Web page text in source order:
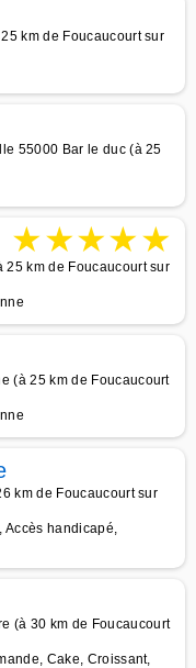
km de Foucaucourt sur
55000 Bar le duc (à 25
★★★★★
25 km de Foucaucourt sur
(à 25 km de Foucaucourt
km de Foucaucourt sur
Accès handicapé,
(à 30 km de Foucaucourt
Cake, Croissant,